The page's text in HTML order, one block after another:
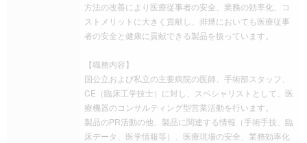
方法の改善により医療従事者の安全、業務の効率化、コ
ストメリットに大きく貢献し、排煙においても医療従事
者の安全と健康に貢献できる製品を扱っています。
【職務内容】
国公立および私立の主要病院の医師、手術部スタッフ、
CE（臨床工学技士）に対し、スペシャリストとして、医
療機器のコンサルティング型営業活動を行います。
製品のPR活動の他、製品に関連する情報（手術手技、臨
床データ、医学情報等）、医療現場の安全、業務効率化